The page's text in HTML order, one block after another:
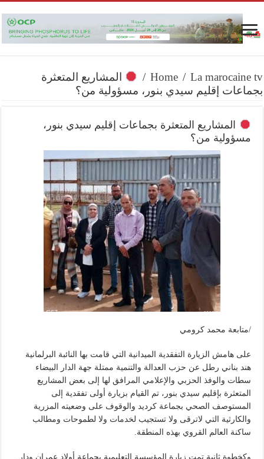
Home / La marocaine tv
/
المشاريع المتعثرة
بجماعات إقليم سيدي بنور، مسؤولية من؟
المشاريع المتعثرة بجماعات إقليم سيدي بنور،
مسؤولية من؟
/متابعة محمد كرومي
على هامش الزيارة التفقدية الميدانية التي قامت بها النائبة البرلمانية
هند بناني رطل عن حزب العدالة والتنمية ممتلة جهة الدار البيضاء
سطات والوفذ الحزبي والإعلامي المرافق لها إلى بعض المشاريع
المتعثرة بإقليم سيدي بنور، تم القيام بزيارة أولى تفقدية إلى
المستوصف الصحي بجماعة كرديد والوقوف على وضعيته المزرية
والكارثية التي لاترقى ولا تستجيب لخدمات ولا لطموحات ومطالب
ساكنة العالم القروي بهذه المنطقة.
وكخطوة ثانية تمت زيارة المؤسسة التعليمية بجماعة أولاد عمران ودار